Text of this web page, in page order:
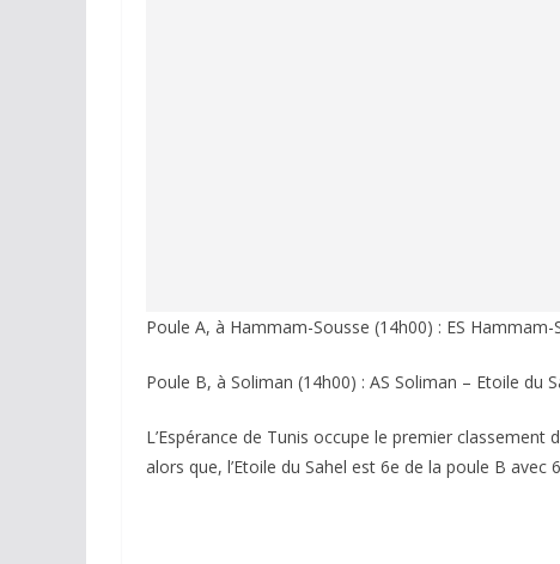
Poule A, à Hammam-Sousse (14h00) : ES
Poule B, à Soliman (14h00) : AS Soliman – Etoile du
L’Espérance de Tunis occupe le premier
alors que, l’Etoile du Sahel est 6e de la poule B avec